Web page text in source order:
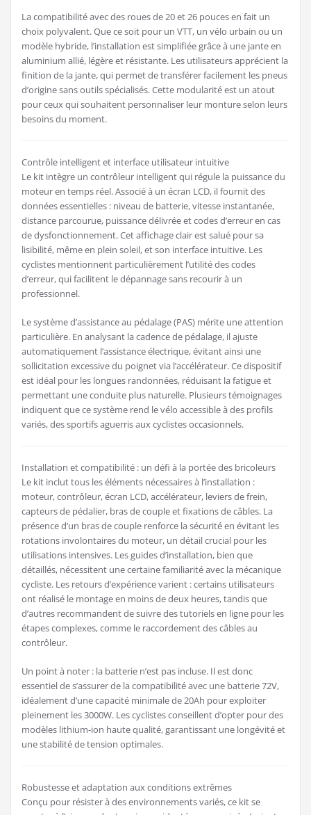
La compatibilité avec des roues de 20 et 26 pouces en fait un
choix polyvalent. Que ce soit pour un VTT, un vélo urbain ou un
modèle hybride, l’installation est simplifiée grâce à une jante en
aluminium allié, légère et résistante. Les utilisateurs apprécient la
finition de la jante, qui permet de transférer facilement les pneus
d’origine sans outils spécialisés. Cette modularité est un atout
pour ceux qui souhaitent personnaliser leur monture selon leurs
besoins du moment.
Contrôle intelligent et interface utilisateur intuitive
Le kit intègre un contrôleur intelligent qui régule la puissance du
moteur en temps réel. Associé à un écran LCD, il fournit des
données essentielles : niveau de batterie, vitesse instantanée,
distance parcourue, puissance délivrée et codes d’erreur en cas
de dysfonctionnement. Cet affichage clair est salué pour sa
lisibilité, même en plein soleil, et son interface intuitive. Les
cyclistes mentionnent particulièrement l’utilité des codes
d’erreur, qui facilitent le dépannage sans recourir à un
professionnel.
Le système d’assistance au pédalage (PAS) mérite une attention
particulière. En analysant la cadence de pédalage, il ajuste
automatiquement l’assistance électrique, évitant ainsi une
sollicitation excessive du poignet via l’accélérateur. Ce dispositif
est idéal pour les longues randonnées, réduisant la fatigue et
permettant une conduite plus naturelle. Plusieurs témoignages
indiquent que ce système rend le vélo accessible à des profils
variés, des sportifs aguerris aux cyclistes occasionnels.
Installation et compatibilité : un défi à la portée des bricoleurs
Le kit inclut tous les éléments nécessaires à l’installation :
moteur, contrôleur, écran LCD, accélérateur, leviers de frein,
capteurs de pédalier, bras de couple et fixations de câbles. La
présence d’un bras de couple renforce la sécurité en évitant les
rotations involontaires du moteur, un détail crucial pour les
utilisations intensives. Les guides d’installation, bien que
détaillés, nécessitent une certaine familiarité avec la mécanique
cycliste. Les retours d’expérience varient : certains utilisateurs
ont réalisé le montage en moins de deux heures, tandis que
d’autres recommandent de suivre des tutoriels en ligne pour les
étapes complexes, comme le raccordement des câbles au
contrôleur.
Un point à noter : la batterie n’est pas incluse. Il est donc
essentiel de s’assurer de la compatibilité avec une batterie 72V,
idéalement d’une capacité minimale de 20Ah pour exploiter
pleinement les 3000W. Les cyclistes conseillent d’opter pour des
modèles lithium-ion haute qualité, garantissant une longévité et
une stabilité de tension optimales.
Robustesse et adaptation aux conditions extrêmes
Conçu pour résister à des environnements variés, ce kit se